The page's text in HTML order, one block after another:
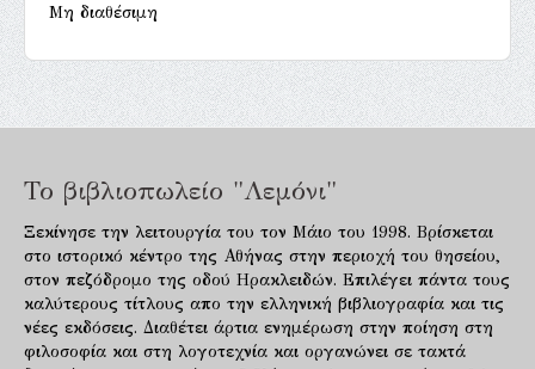
Μη διαθέσιμη
Το βιβλιοπωλείο "Λεμόνι"
Ξεκίνησε την λειτουργία του τον Μάιο του 1998. Βρίσκεται
στο ιστορικό κέντρο της Αθήνας στην περιοχή του θησείου,
στον πεζόδρομο της οδού Ηρακλειδών. Επιλέγει πάντα τους
καλύτερους τίτλους απο την ελληνική βιβλιογραφία και τις
νέες εκδόσεις. Διαθέτει άρτια ενημέρωση στην ποίηση στη
φιλοσοφία και στη λογοτεχνία και οργανώνει σε τακτά